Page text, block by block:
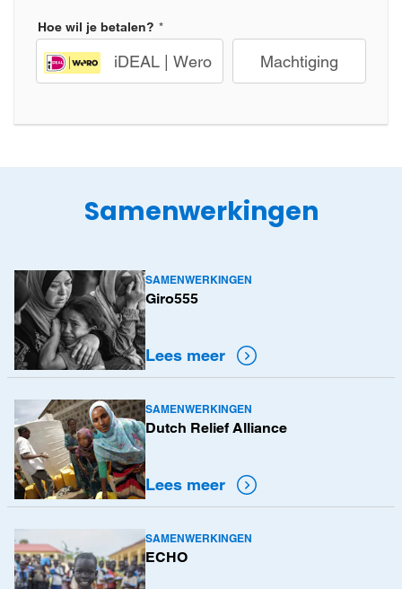
Hoe wil je betalen?
iDEAL | Wero Machtiging
Samenwerkingen
SAMENWERKINGEN
Giro555
Lees meer
Lees
meer
SAMENWERKINGEN
Dutch Relief Alliance
Lees meer
Lees
meer
SAMENWERKINGEN
ECHO
Lees
meer